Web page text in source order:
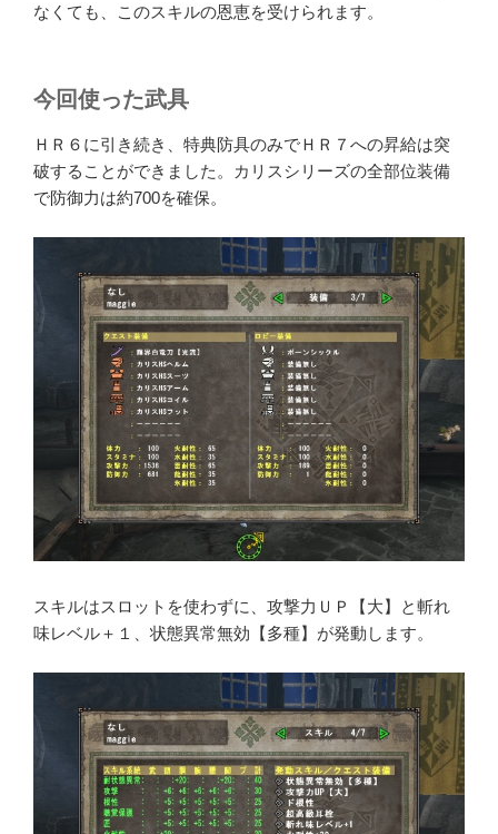
なくても、このスキルの恩恵を受けられます。
今回使った武具
ＨＲ６に引き続き、特典防具のみでＨＲ７への昇給は突
破することができました。カリスシリーズの全部位装備
で防御力は約700を確保。
スキルはスロットを使わずに、攻撃力ＵＰ【大】と斬れ
味レベル＋１、状態異常無効【多種】が発動します。